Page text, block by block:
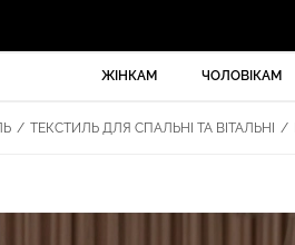
ЖІНКАМ ЧОЛОВІКАМ
/ ТЕКСТИЛЬ ДЛЯ СПАЛЬНІ ТА ВІТАЛЬНІ /